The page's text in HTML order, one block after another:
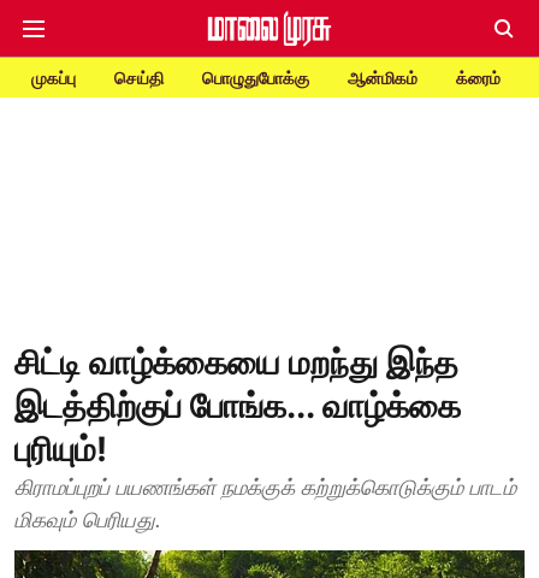
முகப்பு செய்தி பொழுதுபோக்கு ஆன்மிகம் க்ரைம்
சிட்டி வாழ்க்கையை மறந்து இந்த
இடத்திற்குப் போங்க... வாழ்க்கை
புரியும்!
கிராமப்புறப் பயணங்கள் நமக்குக் கற்றுக்கொடுக்கும் பாடம்
மிகவும் பெரியது.